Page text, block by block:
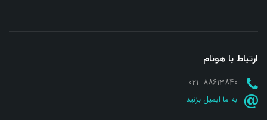
ارتباط با هونام
به ما ایمیل بزنید